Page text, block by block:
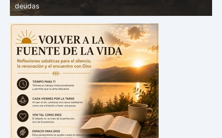
cada día